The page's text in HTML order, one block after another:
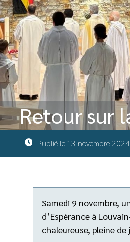
Retour sur
Publié le 13 novembre 2024
Samedi 9 novembre,
d’Espérance à
chaleureuse, pleine de